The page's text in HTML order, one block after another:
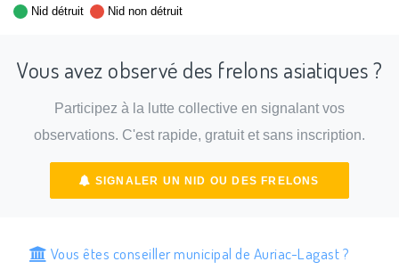
Nid détruit
Nid non détruit
Vous avez observé des frelons asiatiques ?
Participez à la lutte collective en signalant vos
observations. C'est rapide, gratuit et sans inscription.
SIGNALER UN NID OU DES FRELONS
Vous êtes conseiller municipal de Auriac-Lagast ?